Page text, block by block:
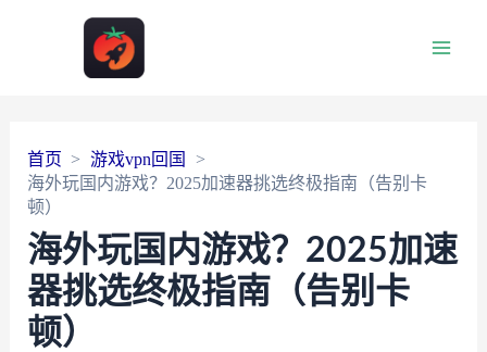
首页
游戏vpn回国
海外玩国内游戏？2025加速器挑选终极指南（告别卡
顿）
海外玩国内游戏？2025加速
器挑选终极指南（告别卡
顿）